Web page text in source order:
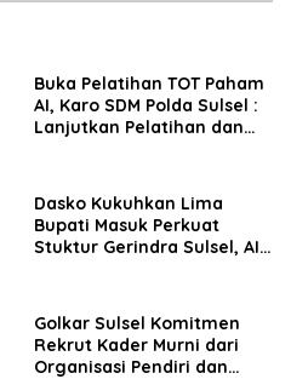
Buka Pelatihan TOT Paham
AI, Karo SDM Polda Sulsel :
Lanjutkan Pelatihan dan
Dasko Kukuhkan Lima
Bupati Masuk Perkuat
Stuktur Gerindra Sulsel, AIA
Golkar Sulsel Komitmen
Rekrut Kader Murni dari
Organisasi Pendiri dan